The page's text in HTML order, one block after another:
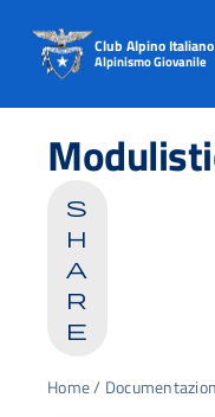
content
Club Alpino Italiano
Alpinismo Giovanile
s
h
a
r
e
Home/